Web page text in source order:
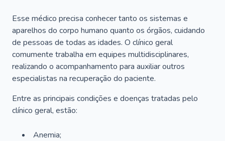
Esse médico precisa conhecer tanto os sistemas e
aparelhos do corpo humano quanto os órgãos, cuidando
de pessoas de todas as idades. O clínico geral
comumente trabalha em equipes multidisciplinares,
realizando o acompanhamento para auxiliar outros
especialistas na recuperação do paciente.
Entre as principais condições e doenças tratadas pelo
clínico geral, estão:
Anemia;